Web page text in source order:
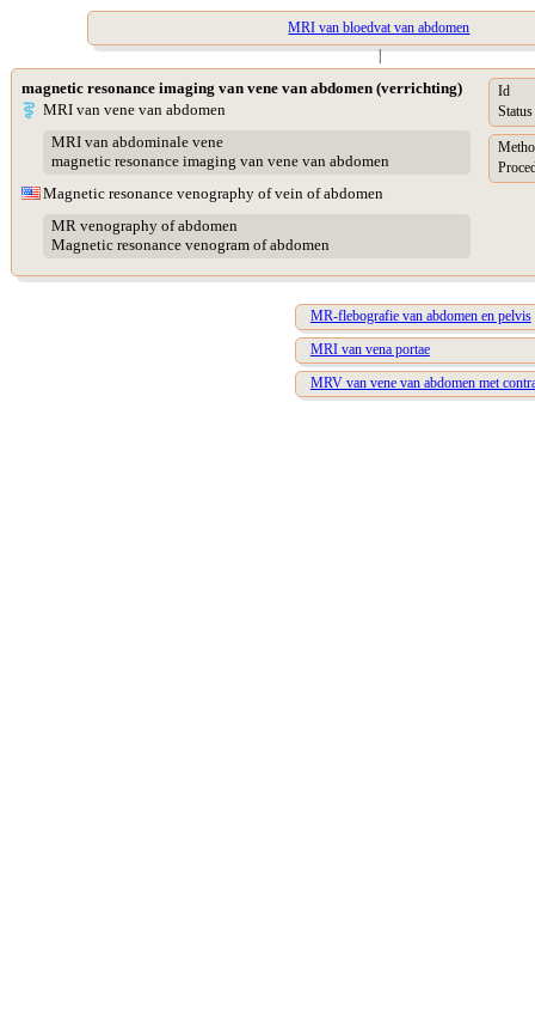
MRI van bloedvat van abdomen
|
magnetic resonance imaging van vene van abdomen (verrichting)
MRI van vene van abdomen
MRI van abdominale vene
magnetic resonance imaging van vene van abdomen
Magnetic resonance venography of vein of abdomen
MR venography of abdomen
Magnetic resonance venogram of abdomen
Id
Status
MR-flebografie van abdomen en pelvis
MRI van vena portae
MRV van vene van abdomen met